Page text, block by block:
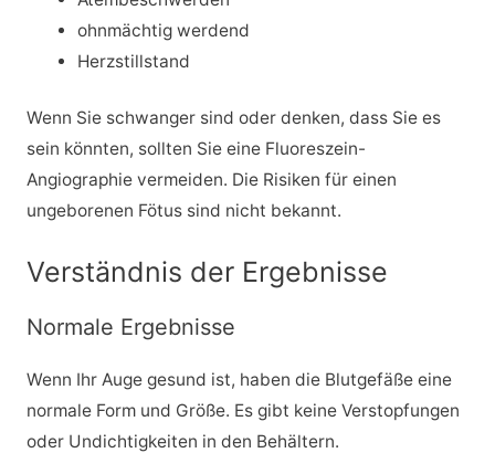
ohnmächtig werdend
Herzstillstand
Wenn Sie schwanger sind oder denken, dass Sie es
sein könnten, sollten Sie eine Fluoreszein-
Angiographie vermeiden. Die Risiken für einen
ungeborenen Fötus sind nicht bekannt.
Verständnis der Ergebnisse
Normale Ergebnisse
Wenn Ihr Auge gesund ist, haben die Blutgefäße eine
normale Form und Größe. Es gibt keine Verstopfungen
oder Undichtigkeiten in den Behältern.